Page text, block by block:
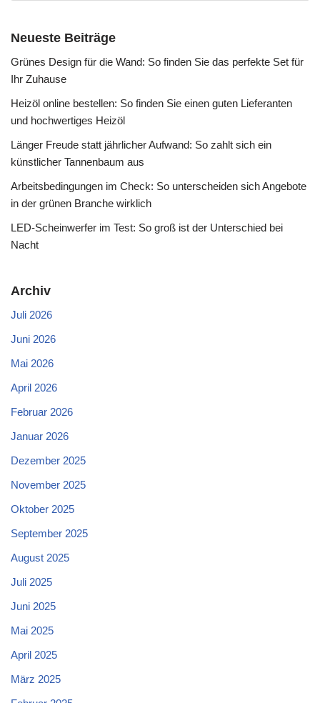
Neueste Beiträge
Grünes Design für die Wand: So finden Sie das perfekte Set für
Ihr Zuhause
Heizöl online bestellen: So finden Sie einen guten Lieferanten
und hochwertiges Heizöl
Länger Freude statt jährlicher Aufwand: So zahlt sich ein
künstlicher Tannenbaum aus
Arbeitsbedingungen im Check: So unterscheiden sich Angebote
in der grünen Branche wirklich
LED-Scheinwerfer im Test: So groß ist der Unterschied bei
Nacht
Archiv
Juli 2026
Juni 2026
Mai 2026
April 2026
Februar 2026
Januar 2026
Dezember 2025
November 2025
Oktober 2025
September 2025
August 2025
Juli 2025
Juni 2025
Mai 2025
April 2025
März 2025